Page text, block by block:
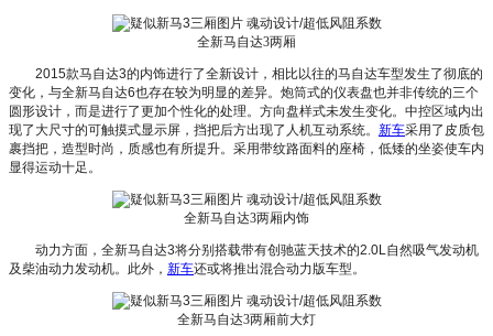
全新马自达3两厢
2015款马自达3的内饰进行了全新设计，相比以往的马自达车型发生了彻底的
变化，与全新马自达6也存在较为明显的差异。炮筒式的仪表盘也并非传统的三个
圆形设计，而是进行了更加个性化的处理。方向盘样式未发生变化。中控区域内出
现了大尺寸的可触摸式显示屏，挡把后方出现了人机互动系统。 新车采用了皮质包
裹挡把，造型时尚，质感也有所提升。采用带纹路面料的座椅，低矮的坐姿使车内
显得运动十足。
全新马自达3两厢内饰
动力方面，全新马自达3将分别搭载带有创驰蓝天技术的2.0L自然吸气发动机
及柴油动力发动机。此外， 新车还或将推出混合动力版车型。
全新马自达3两厢前大灯